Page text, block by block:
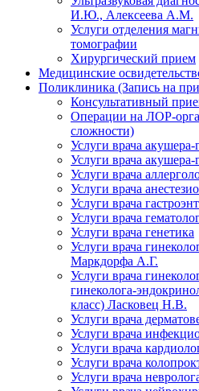
И.Ю., Алексеева А.М.
Услуги отделения
томографии
Хирургический прием
Медицинские
Поликлиника (Запись на
Консультативный
Операции на ЛОР-
сложности)
Услуги врача акушера-
Услуги врача
Услуги врача
Услуги врача
Услуги врача
Услуги врача
Услуги врача генетика
Услуги врача
Маркдорфа А.Г.
Услуги врача
гинеколога-
класс) Ласковец Н.В.
Услуги врача
Услуги врача
Услуги врача
Услуги врача
Услуги врача